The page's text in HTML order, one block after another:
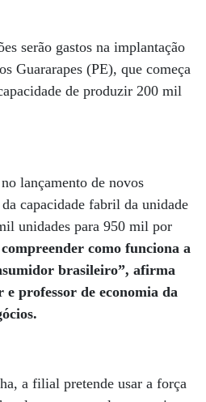
serão gastos na implantação
Guararapes (PE), que começa
de produzir 200 mil
lançamento de novos
capacidade fabril da unidade
unidades para 950 mil por
como funciona a
brasileiro”, afirma
professor de economia da
a filial pretende usar a força